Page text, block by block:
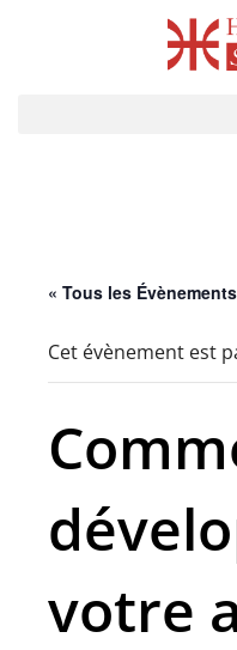
« Tous les Évènements
Cet évènement est
votre